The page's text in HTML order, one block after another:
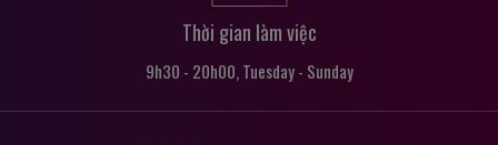
Thời gian làm việc
9h30 - 20h00, Tuesday - Sunday